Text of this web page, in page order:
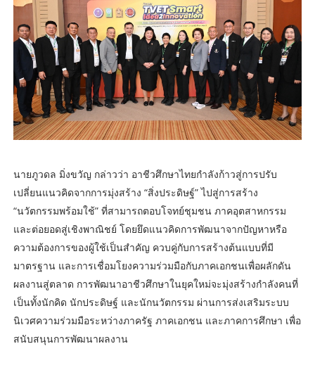
นายภูวดล มิ่งขวัญ กล่าวว่า อาชีวศึกษาไทยกำลังก้าวสู่การปรับ
เปลี่ยนแนวคิดจากการมุ่งสร้าง “สิ่งประดิษฐ์” ไปสู่การสร้าง
“นวัตกรรมพร้อมใช้” ที่สามารถตอบโจทย์ชุมชน ภาคอุตสาหกรรม
และต่อยอดสู่เชิงพาณิชย์ โดยยึดแนวคิดการพัฒนาจากปัญหาหรือ
ความต้องการของผู้ใช้เป็นสำคัญ ควบคู่กับการสร้างต้นแบบที่มี
มาตรฐาน และการเชื่อมโยงความร่วมมือกับภาคเอกชนเพื่อผลักดัน
ผลงานสู่ตลาด การพัฒนาอาชีวศึกษาในยุคใหม่จะมุ่งสร้างกำลังคนที่
เป็นทั้งนักคิด นักประดิษฐ์ และนักนวัตกรรม ผ่านการส่งเสริมระบบ
นิเวศความร่วมมือระหว่างภาครัฐ ภาคเอกชน และภาคการศึกษา เพื่อ
สนับสนุนการพัฒนาผลงาน